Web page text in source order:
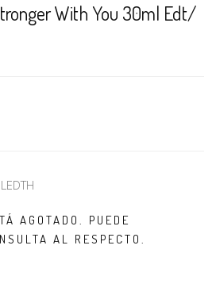
With You 30ml Edt/
AGOTADO. PUEDE
AL RESPECTO.